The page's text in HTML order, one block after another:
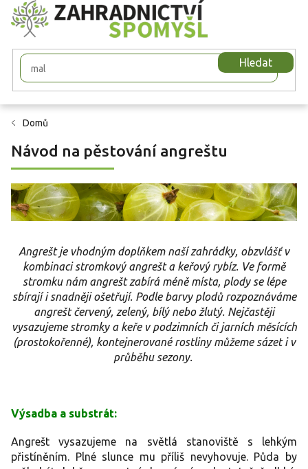
Přejít
na
obsah
Hledat
Domů
Návod na pěstování angreštu
Angrešt je vhodným doplňkem naší zahrádky, obzvlášť v
kombinaci stromkový angrešt a keřový rybíz. Ve formě
stromku nám angrešt zabírá méně místa, plody se lépe
sbírají i snadněji ošetřují. Podle barvy plodů rozpoznáváme
angrešt červený, zelený, bílý nebo žlutý. Nejčastěji
vysazujeme stromky a keře v podzimních či jarních měsících
(prostokořenné), kontejnerované rostliny můžeme sázet i v
průběhu sezony.
Výsadba a substrát:
Angrešt vysazujeme na světlá stanoviště s lehkým
přistíněním. Plné slunce mu příliš nevyhovuje. Půda by